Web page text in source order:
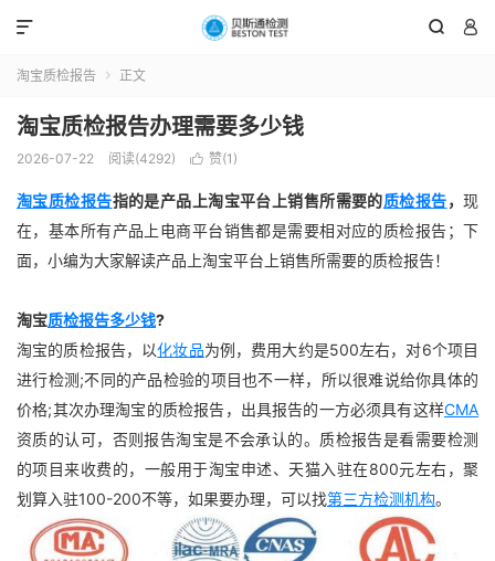
 

淘宝质检报告  正文
淘宝质检报告办理需要多少钱
2026-07-22 阅读(4292)  赞(1 )
淘宝质检报告指的是产品上淘宝平台上销售所需要的质检报告，现
在，基本所有产品上电商平台销售都是需要相对应的质检报告；下
面，小编为大家解读产品上淘宝平台上销售所需要的质检报告！
淘宝质检报告多少钱?
淘宝的质检报告，以化妆品为例，费用大约是500左右，对6个项目
进行检测;不同的产品检验的项目也不一样，所以很难说给你具体的
价格;其次办理淘宝的质检报告，出具报告的一方必须具有这样CMA
资质的认可，否则报告淘宝是不会承认的。质检报告是看需要检测
的项目来收费的，一般用于淘宝申述、天猫入驻在800元左右，聚
划算入驻100-200不等，如果要办理，可以找第三方检测机构。